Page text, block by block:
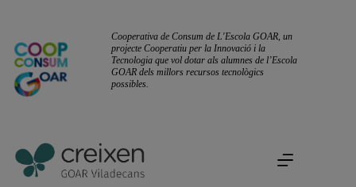
Cooperativa de Consum de L'Escola GOAR, un
projecte Cooperatiu per la Innovació i la
Tecnologia que vol dotar als alumnes de l’Escola
GOAR dels millors recursos tecnològics
possibles.